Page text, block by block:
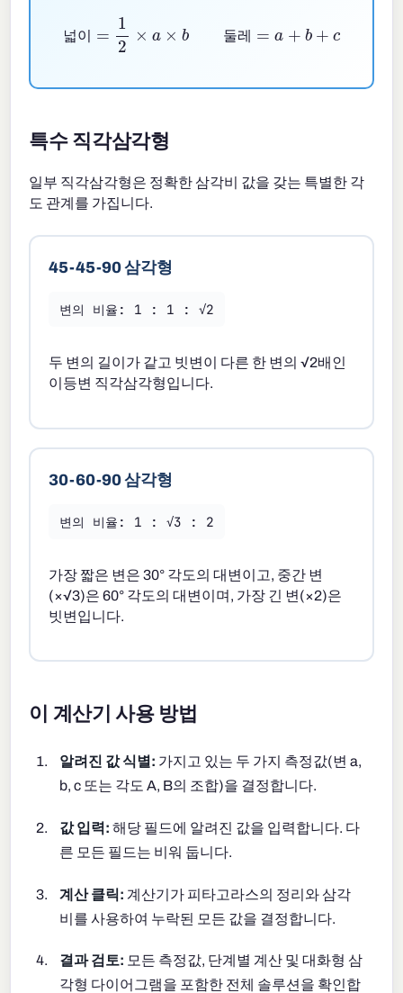
넓 이 둘 레
넓이
특수 직각삼각형
일부 직각삼각형은 정확한 삼각비 값을 갖는 특별한 각
도 관계를 가집니다.
45-45-90 삼각형
변의 비율: 1 : 1 : √2
두 변의 길이가 같고 빗변이 다른 한 변의 √2배인
이등변 직각삼각형입니다.
30-60-90 삼각형
변의 비율: 1 : √3 : 2
가장 짧은 변은 30° 각도의 대변이고, 중간 변
(×√3)은 60° 각도의 대변이며, 가장 긴 변(×2)은
빗변입니다.
이 계산기 사용 방법
알려진 값 식별: 가지고 있는 두 가지 측정값(변 a,
b, c 또는 각도 A, B의 조합)을 결정합니다.
값 입력: 해당 필드에 알려진 값을 입력합니다. 다
른 모든 필드는 비워 둡니다.
계산 클릭: 계산기가 피타고라스의 정리와 삼각
비를 사용하여 누락된 모든 값을 결정합니다.
결과 검토: 모든 측정값, 단계별 계산 및 대화형 삼
각형 다이어그램을 포함한 전체 솔루션을 확인합